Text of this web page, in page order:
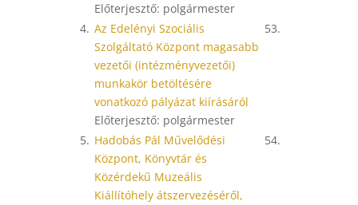
Előterjesztő: polgármester
4. Az Edelényi Szociális
Szolgáltató Központ magasabb
vezetői (intézményvezetői)
munkakör betöltésére
vonatkozó pályázat kiírásáról
Előterjesztő: polgármester
53.
5. Hadobás Pál Művelődési
Központ, Könyvtár és
Közérdekű Muzeális
Kiállítóhely átszervezéséről,
54.